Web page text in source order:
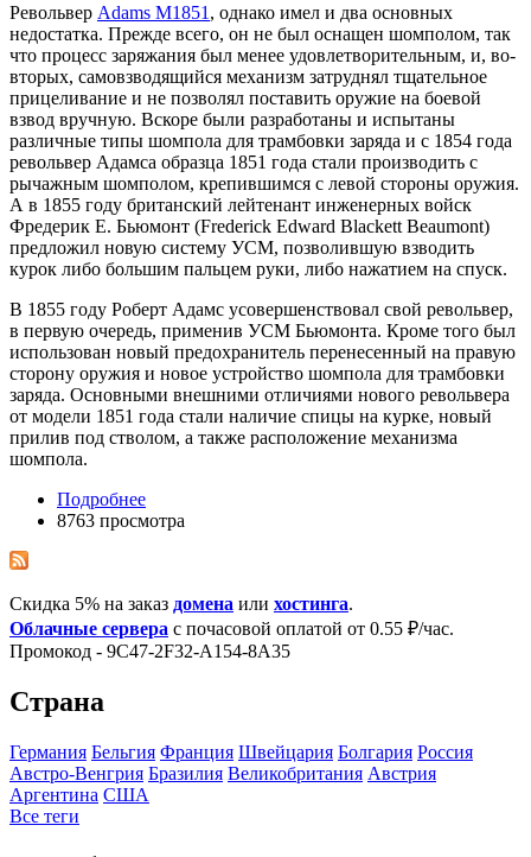
Револьвер Adams M1851 , однако имел и два основных
недостатка. Прежде всего, он не был оснащен шомполом, так
что процесс заряжания был менее удовлетворительным, и, во-
вторых, самовзводящийся механизм затруднял тщательное
прицеливание и не позволял поставить оружие на боевой
взвод вручную. Вскоре были разработаны и испытаны
различные типы шомпола для трамбовки заряда и с 1854 года
револьвер Адамса образца 1851 года стали производить с
рычажным шомполом, крепившимся с левой стороны оружия.
А в 1855 году британский лейтенант инженерных войск
Фредерик Е. Бьюмонт (Frederick Edward Blackett Beaumont)
предложил новую систему УСМ, позволившую взводить
курок либо большим пальцем руки, либо нажатием на спуск.
В 1855 году Роберт Адамс усовершенствовал свой револьвер,
в первую очередь, применив УСМ Бьюмонта. Кроме того был
использован новый предохранитель перенесенный на правую
сторону оружия и новое устройство шомпола для трамбовки
заряда. Основными внешними отличиями нового револьвера
от модели 1851 года стали наличие спицы на курке, новый
прилив под стволом, а также расположение механизма
шомпола.
Подробнее
8763 просмотра
Скидка 5% на заказ домена или хостинга.
Облачные сервера с почасовой оплатой от 0.55 ₽/час.
Промокод - 9C47-2F32-A154-8A35
Страна
Германия Бельгия Франция Швейцария Болгария Росcия
Австро-Венгрия Бразилия Великобритания Австрия
Аргентина США
Все теги